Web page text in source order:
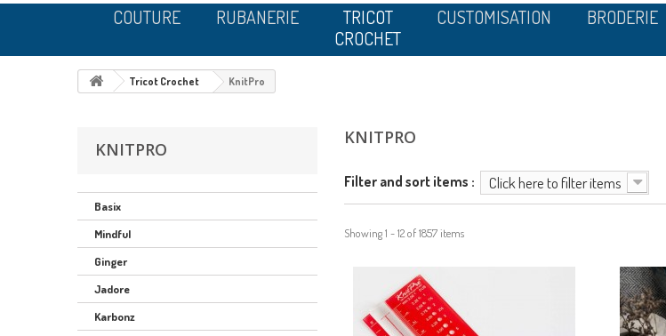
COUTURE RUBANERIE
TRICOT
CROCHET
CUSTOMISATION BRODERIE
Tricot Crochet KnitPro
KNITPRO
Basix
Mindful
Ginger
Jadore
Karbonz
KNITPRO
Filter and sort items : Click here to filter items
Showing 1 - 12 of 1857 items